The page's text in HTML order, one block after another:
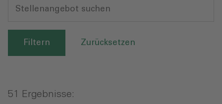
Stellenangebot suchen
Zurücksetzen
51 Ergebnisse: